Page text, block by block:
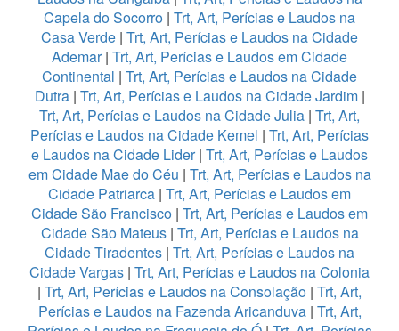
Capela do Socorro | Trt, Art, Perícias e Laudos na
Casa Verde | Trt, Art, Perícias e Laudos na Cidade
Ademar| Trt, Art, Perícias e Laudos em Cidade
Continental | Trt, Art, Perícias e Laudos na Cidade
Dutra | Trt, Art, Perícias e Laudos na Cidade Jardim|
Trt, Art, Perícias e Laudos na Cidade Julia | Trt, Art,
Perícias e Laudos na Cidade Kemel | Trt, Art, Perícias
e Laudos na Cidade Lider| Trt, Art, Perícias e Laudos
em Cidade Mae do Céu | Trt, Art, Perícias e Laudos na
Cidade Patriarca | Trt, Art, Perícias e Laudos em
Cidade São Francisco | Trt, Art, Perícias e Laudos em
Cidade São Mateus| Trt, Art, Perícias e Laudos na
Cidade Tiradentes | Trt, Art, Perícias e Laudos na
Cidade Vargas | Trt, Art, Perícias e Laudos na Colonia
| Trt, Art, Perícias e Laudos na Consolação | Trt, Art,
Perícias e Laudos na Fazenda Aricanduva| Trt, Art,